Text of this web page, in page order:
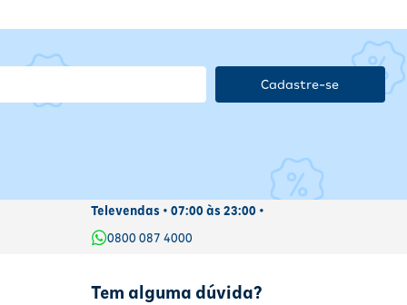
Cadastre-se
Televendas • 07:00 às 23:00 •
0800 087 4000
Tem alguma dúvida?